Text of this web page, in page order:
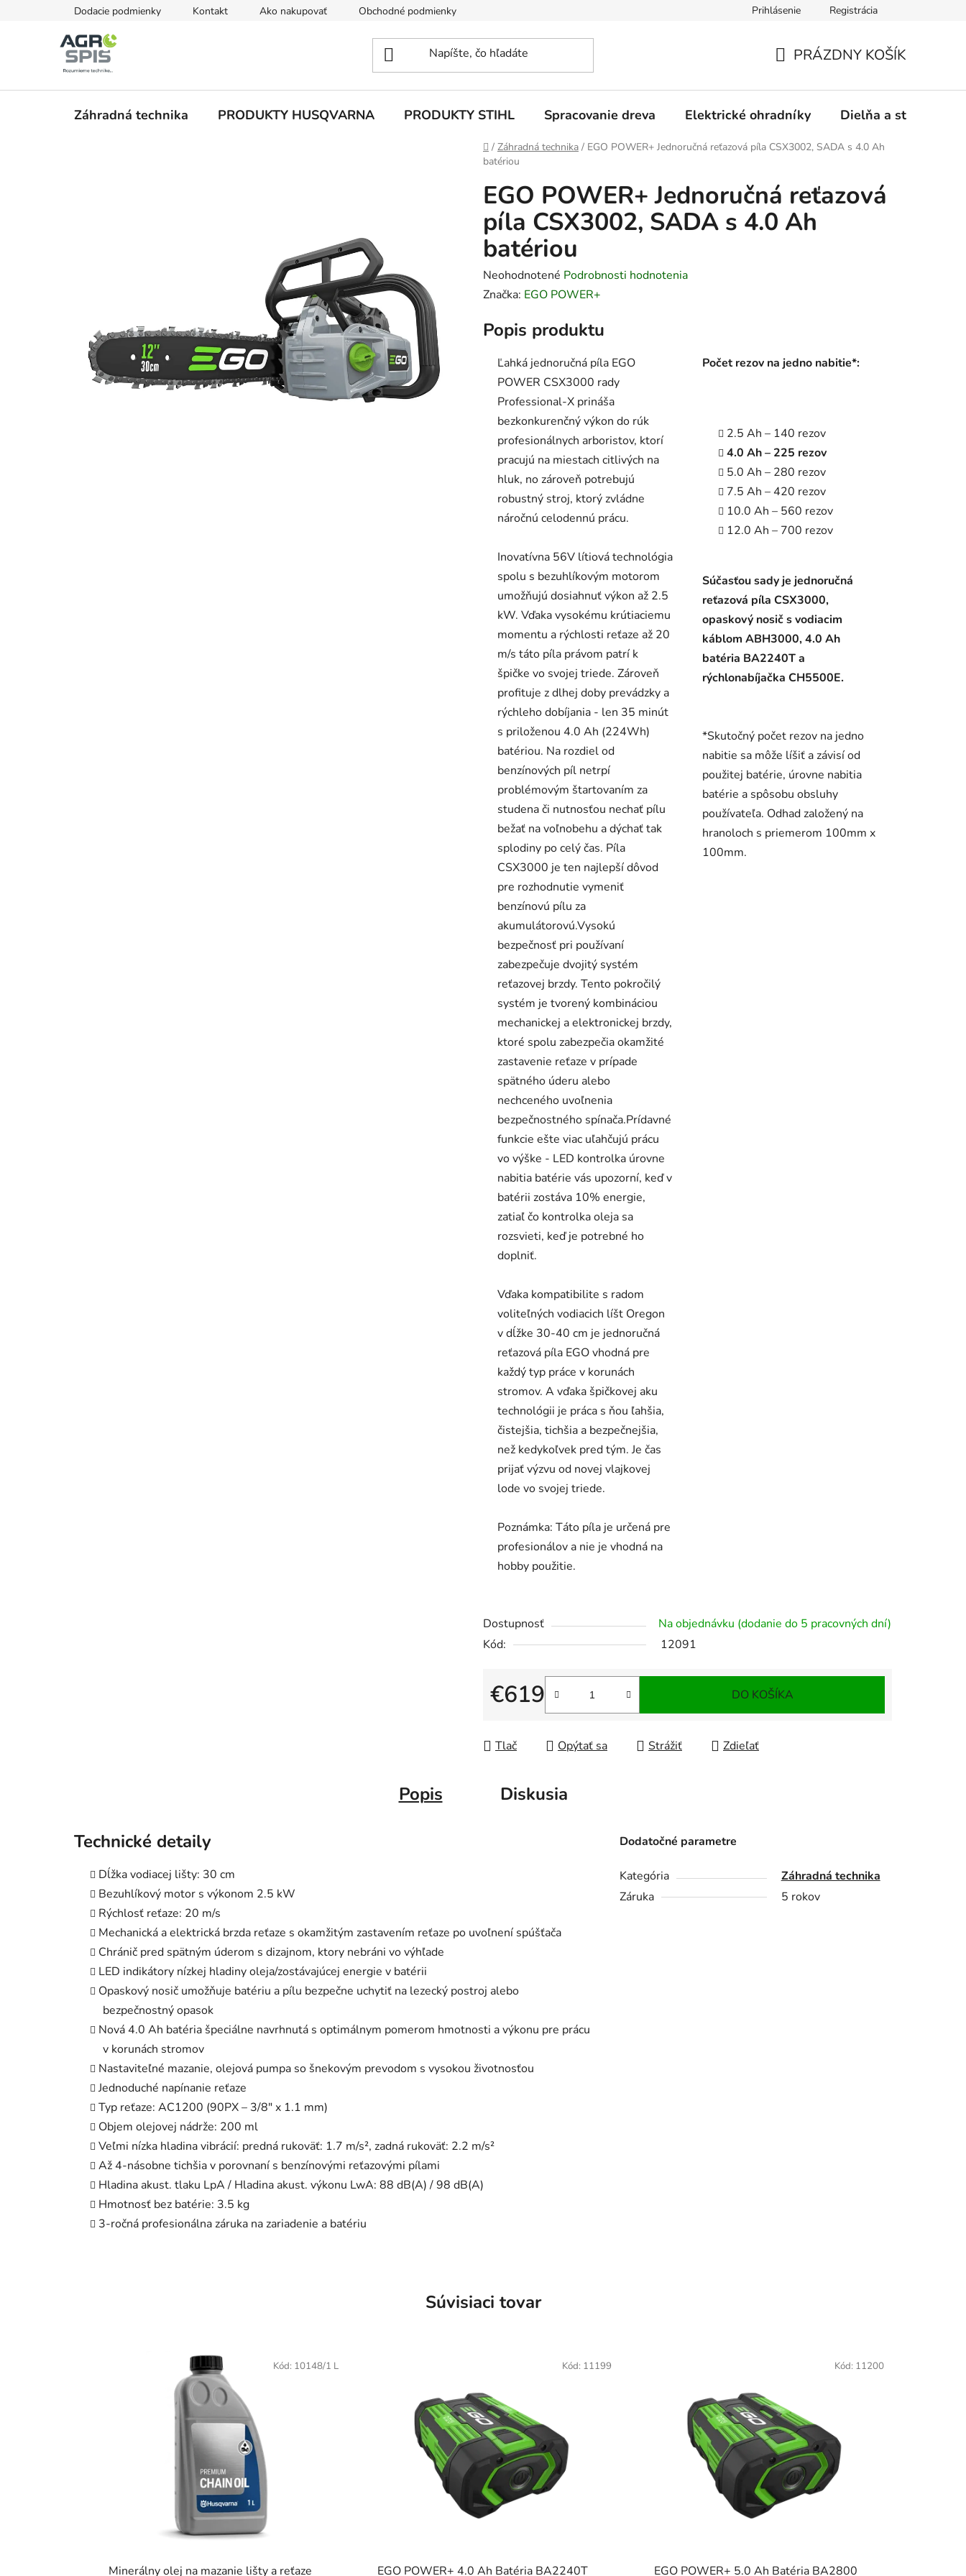
Dodacie podmienky Kontakt Ako nakupovať Obchodné podmienky Zásady používania súborov cookies Záručný a pozáručný servis
Prihlásenie Registrácia
KOŠÍK
PRÁZDNY KOŠÍK
Záhradná technika PRODUKTY HUSQVARNA PRODUKTY STIHL Spracovanie dreva Elektrické ohradníky Dielňa a stavba
Domov
/ Záhradná technika / EGO POWER+ Jednoručná reťazová píla CSX3002, SADA s 4.0 Ah
batériou
EGO POWER+ Jednoručná reťazová
píla CSX3002, SADA s 4.0 Ah
batériou
Priemerné
hodnotenie
je
hviezdičiek.
Neohodnotené Podrobnosti hodnotenia
Značka: EGO POWER+
Popis produktu
Ľahká jednoručná píla EGO
POWER CSX3000 rady
Professional-X prináša
bezkonkurenčný výkon do rúk
profesionálnych arboristov, ktorí
pracujú na miestach citlivých na
hluk, no zároveň potrebujú
robustný stroj, ktorý zvládne
náročnú celodennú prácu.
Inovatívna 56V lítiová technológia
spolu s bezuhlíkovým motorom
umožňujú dosiahnuť výkon až 2.5
kW. Vďaka vysokému krútiaciemu
momentu a rýchlosti reťaze až 20
m/s táto píla právom patrí k
špičke vo svojej triede. Zároveň
profituje z dlhej doby prevádzky a
rýchleho dobíjania - len 35 minút
s priloženou 4.0 Ah (224Wh)
batériou. Na rozdiel od
benzínových píl netrpí
problémovým štartovaním za
studena či nutnosťou nechať pílu
bežať na voľnobehu a dýchať tak
splodiny po celý čas. Píla
CSX3000 je ten najlepší dôvod
pre rozhodnutie vymeniť
benzínovú pílu za
akumulátorovú.Vysokú
bezpečnosť pri používaní
zabezpečuje dvojitý systém
reťazovej brzdy. Tento pokročilý
systém je tvorený kombináciou
mechanickej a elektronickej brzdy,
ktoré spolu zabezpečia okamžité
zastavenie reťaze v prípade
spätného úderu alebo
nechceného uvoľnenia
bezpečnostného spínača.Prídavné
funkcie ešte viac uľahčujú prácu
vo výške - LED kontrolka úrovne
nabitia batérie vás upozorní, keď v
batérii zostáva 10% energie,
zatiaľ čo kontrolka oleja sa
rozsvieti, keď je potrebné ho
doplniť.
Vďaka kompatibilite s radom
voliteľných vodiacich líšt Oregon
v dĺžke 30-40 cm je jednoručná
reťazová píla EGO vhodná pre
každý typ práce v korunách
stromov. A vďaka špičkovej aku
technológii je práca s ňou ľahšia,
čistejšia, tichšia a bezpečnejšia,
než kedykoľvek pred tým. Je čas
prijať výzvu od novej vlajkovej
lode vo svojej triede.
Poznámka: Táto píla je určená pre
profesionálov a nie je vhodná na
hobby použitie.
Počet rezov na jedno nabitie*:
2.5 Ah – 140 rezov
4.0 Ah – 225 rezov
5.0 Ah – 280 rezov
7.5 Ah – 420 rezov
10.0 Ah – 560 rezov
12.0 Ah – 700 rezov
Súčasťou sady je jednoručná
reťazová píla CSX3000,
opaskový nosič s vodiacim
káblom ABH3000, 4.0 Ah
batéria BA2240T a
rýchlonabíjačka CH5500E.
*Skutočný počet rezov na jedno
nabitie sa môže líšiť a závisí od
použitej batérie, úrovne nabitia
batérie a spôsobu obsluhy
používateľa. Odhad založený na
hranoloch s priemerom 100mm x
100mm.
Dostupnosť
Na objednávku (dodanie do 5 pracovných dní)
Kód:
12091
€619
Jednotková cena:
DO KOŠÍKA
Tlač Opýtať sa Strážiť Zdieľať
Popis Diskusia
Technické detaily
Dĺžka vodiacej lišty: 30 cm
Bezuhlíkový motor s výkonom 2.5 kW
Rýchlosť reťaze: 20 m/s
Mechanická a elektrická brzda reťaze s okamžitým zastavením reťaze po uvoľnení spúšťača
Chránič pred spätným úderom s dizajnom, ktory nebráni vo výhľade
LED indikátory nízkej hladiny oleja/zostávajúcej energie v batérii
Opaskový nosič umožňuje batériu a pílu bezpečne uchytiť na lezecký postroj alebo
bezpečnostný opasok
Nová 4.0 Ah batéria špeciálne navrhnutá s optimálnym pomerom hmotnosti a výkonu pre prácu
v korunách stromov
Nastaviteľné mazanie, olejová pumpa so šnekovým prevodom s vysokou životnosťou
Jednoduché napínanie reťaze
Typ reťaze: AC1200 (90PX – 3/8″ x 1.1 mm)
Objem olejovej nádrže: 200 ml
Veľmi nízka hladina vibrácií: predná rukoväť: 1.7 m/s², zadná rukoväť: 2.2 m/s²
Až 4-násobne tichšia v porovnaní s benzínovými reťazovými pílami
Hladina akust. tlaku LpA / Hladina akust. výkonu LwA: 88 dB(A) / 98 dB(A)
Hmotnosť bez batérie: 3.5 kg
3-ročná profesionálna záruka na zariadenie a batériu
Dodatočné parametre
Kategória
Záhradná technika
Záruka
5 rokov
Súvisiaci tovar
Minerálny olej na mazanie lišty a reťaze
Kód: 10148/1 L
EGO POWER+ 4.0 Ah Batéria BA2240T
Kód: 11199
EGO POWER+ 5.0 Ah Batéria BA2800
Kód: 11200